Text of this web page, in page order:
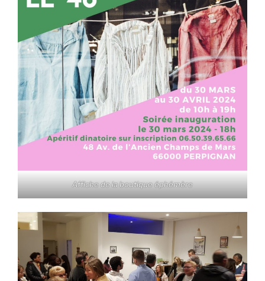
Affiche de la boutique éphémère